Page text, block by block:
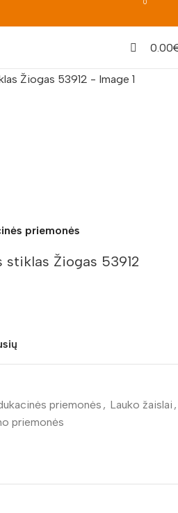
0
0.00
priemonės
Žiogas 53912
priemonės , Lauko žaislai ,
priemonės